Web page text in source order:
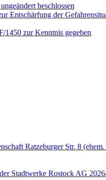
beschlossen
Entschärfung der
1450 zur Kenntnis gegeben
Ratzeburger Str. 8
Stadtwerke Rostock AG